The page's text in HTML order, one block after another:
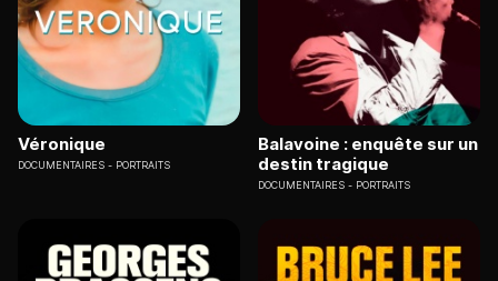
Véronique
DOCUMENTAIRES PORTRAITS
Balavoine : enquête sur un
destin tragique
DOCUMENTAIRES PORTRAITS